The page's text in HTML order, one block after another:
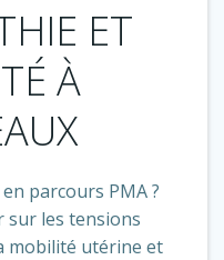
ET
À
parcours PMA ?
sur les tensions
mobilité utérine et